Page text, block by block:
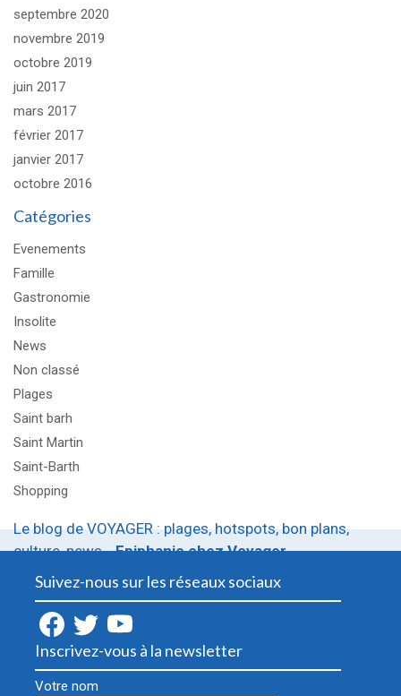
septembre 2020
novembre 2019
octobre 2019
juin 2017
mars 2017
février 2017
janvier 2017
octobre 2016
Catégories
Evenements
Famille
Gastronomie
Insolite
News
Non classé
Plages
Saint barh
Saint Martin
Saint-Barth
Shopping
Le blog de VOYAGER : plages, hotspots, bon plans,
culture, news… Epiphanie chez Voyager
Suivez-nous sur les réseaux sociaux
Inscrivez-vous à la newsletter
Votre nom